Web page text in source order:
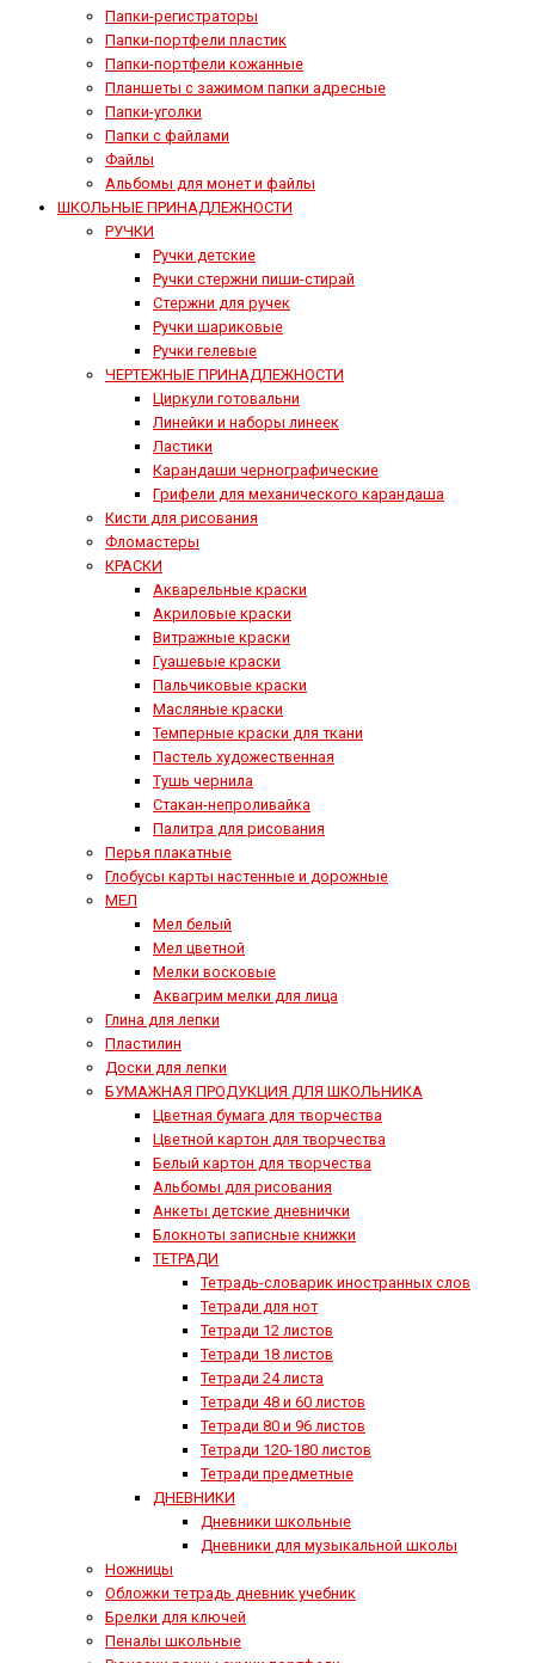
Папки-регистраторы
Папки-портфели пластик
Папки-портфели кожанные
Планшеты с зажимом папки адресные
Папки-уголки
Папки с файлами
Файлы
Альбомы для монет и файлы
ШКОЛЬНЫЕ ПРИНАДЛЕЖНОСТИ
РУЧКИ
Ручки детские
Ручки стержни пиши-стирай
Стержни для ручек
Ручки шариковые
Ручки гелевые
ЧЕРТЕЖНЫЕ ПРИНАДЛЕЖНОСТИ
Циркули готовальни
Линейки и наборы линеек
Ластики
Карандаши чернографические
Грифели для механического карандаша
Кисти для рисования
Фломастеры
КРАСКИ
Акварельные краски
Акриловые краски
Витражные краски
Гуашевые краски
Пальчиковые краски
Масляные краски
Темперные краски для ткани
Пастель художественная
Тушь чернила
Стакан-непроливайка
Палитра для рисования
Перья плакатные
Глобусы карты настенные и дорожные
МЕЛ
Мел белый
Мел цветной
Мелки восковые
Аквагрим мелки для лица
Глина для лепки
Пластилин
Доски для лепки
БУМАЖНАЯ ПРОДУКЦИЯ ДЛЯ ШКОЛЬНИКА
Цветная бумага для творчества
Цветной картон для творчества
Белый картон для творчества
Альбомы для рисования
Анкеты детские дневнички
Блокноты записные книжки
ТЕТРАДИ
Тетрадь-словарик иностранных слов
Тетради для нот
Тетради 12 листов
Тетради 18 листов
Тетради 24 листа
Тетради 48 и 60 листов
Тетради 80 и 96 листов
Тетради 120-180 листов
Тетради предметные
ДНЕВНИКИ
Дневники школьные
Дневники для музыкальной школы
Ножницы
Обложки тетрадь дневник учебник
Брелки для ключей
Пеналы школьные